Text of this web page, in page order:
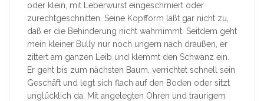
oder klein, mit Leberwurst eingeschmiert oder
zurechtgeschnitten. Seine Kopfform läßt gar nicht zu,
daß er die Behinderung nicht wahrnimmt. Seitdem geht
mein kleiner Bully nur noch ungern nach draußen, er
zittert am ganzen Leib und klemmt den Schwanz ein.
Er geht bis zum nächsten Baum, verrichtet schnell sein
Geschäft und legt sich flach auf den Boden oder sitzt
unglücklich da. Mit angelegten Ohren und traurigem